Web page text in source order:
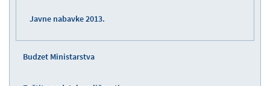
Javne nabavke 2013.
Budzet Ministarstva